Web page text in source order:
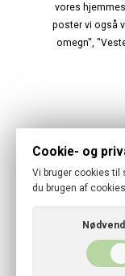
vores
poster vi også
omegn",
©
Cookie- og
Vi bruger cookies til
du brugen af